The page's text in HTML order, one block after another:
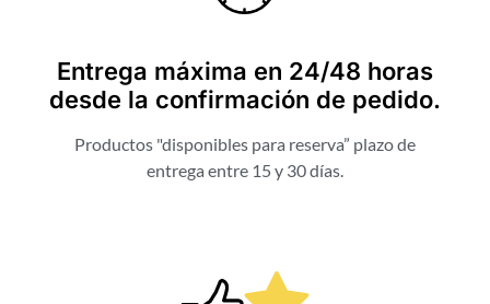
Entrega máxima en 24/48 horas
desde la confirmación de pedido.
Productos "disponibles para reserva” plazo de
entrega entre 15 y 30 días.